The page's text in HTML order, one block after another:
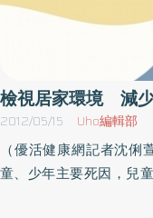
事先準備與訓練，就算
受的治療方式。就中醫
氣血與調和陰陽的作用
網狀系統的功能，提
胞重新甦醒，並可緩解
合血紅蛋白飽和度，促
避免顱內壓升高，此外
定程度上可抑制自由基
是最主要影響腦外傷預
檢視居家環境 減
2012/05/15 Uho編輯部
（優活健康網記者沈
童、少年主要死因，兒